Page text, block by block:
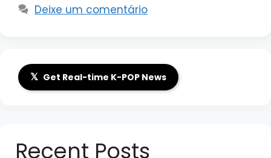
Deixe um comentário
𝕏 Get Real-time K-POP News
Recent Posts